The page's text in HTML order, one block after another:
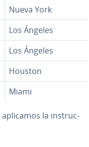
Nueva York
Los Ángeles
Los Ángeles
Houston
Miami
aplicamos la in­s­tru­c­